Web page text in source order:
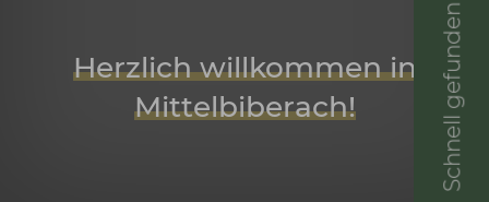
Herzlich willkommen in
Mittelbiberach!
Schnell gefunden